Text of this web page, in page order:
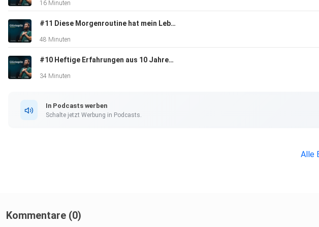
16 Minuten
#11 Diese Morgenroutine hat mein Leben verbessert!
48 Minuten
#10 Heftige Erfahrungen aus 10 Jahren Coaching | mit Faruk Sevic
34 Minuten
In Podcasts werben
Schalte jetzt Werbung in Podcasts.
Alle
Kommentare (0)